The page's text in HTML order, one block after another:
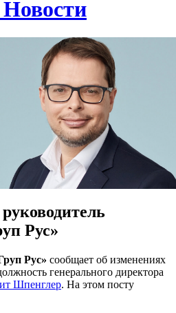
Рус»
Рус» сообщает об изменениях
генерального директора
Шпенглер. На этом посту